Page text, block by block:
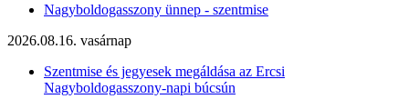
Nagyboldogasszony ünnep - szentmise
2026.08.16. vasárnap
Szentmise és jegyesek megáldása az Ercsi
Nagyboldogasszony-napi búcsún